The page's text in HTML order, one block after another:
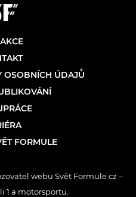
OSOBNÍCH ÚDAJŮ
FORMULE
webu Svět Formule.cz –
1 a motorsportu.